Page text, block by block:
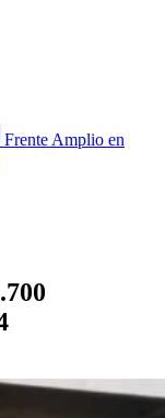
Frente Amplio en